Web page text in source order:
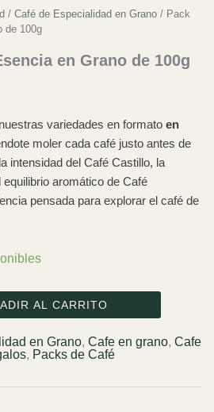
/ Café de Especialidad en Grano / Pack
de 100g
en Grano de 100g
variedades en formato en
moler cada café justo antes de
intensidad del Café Castillo, la
aromático de Café
pensada para explorar el café de
AL CARRITO
en Grano, Cafe en grano, Cafe
, Packs de Café